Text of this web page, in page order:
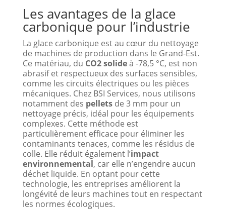
Les avantages de la glace
carbonique pour l’industrie
La glace carbonique est au cœur du nettoyage
de machines de production dans le Grand-Est.
Ce matériau, du CO2 solideà -78,5 °C, est non
abrasif et respectueux des surfaces sensibles,
comme les circuits électriques ou les pièces
mécaniques. Chez BSI Services, nous utilisons
notamment des pelletsde 3 mm pour un
nettoyage précis, idéal pour les équipements
complexes. Cette méthode est
particulièrement efficace pour éliminer les
contaminants tenaces, comme les résidus de
colle. Elle réduit également l’impact
environnemental, car elle n’engendre aucun
déchet liquide. En optant pour cette
technologie, les entreprises améliorent la
longévité de leurs machines tout en respectant
les normes écologiques.